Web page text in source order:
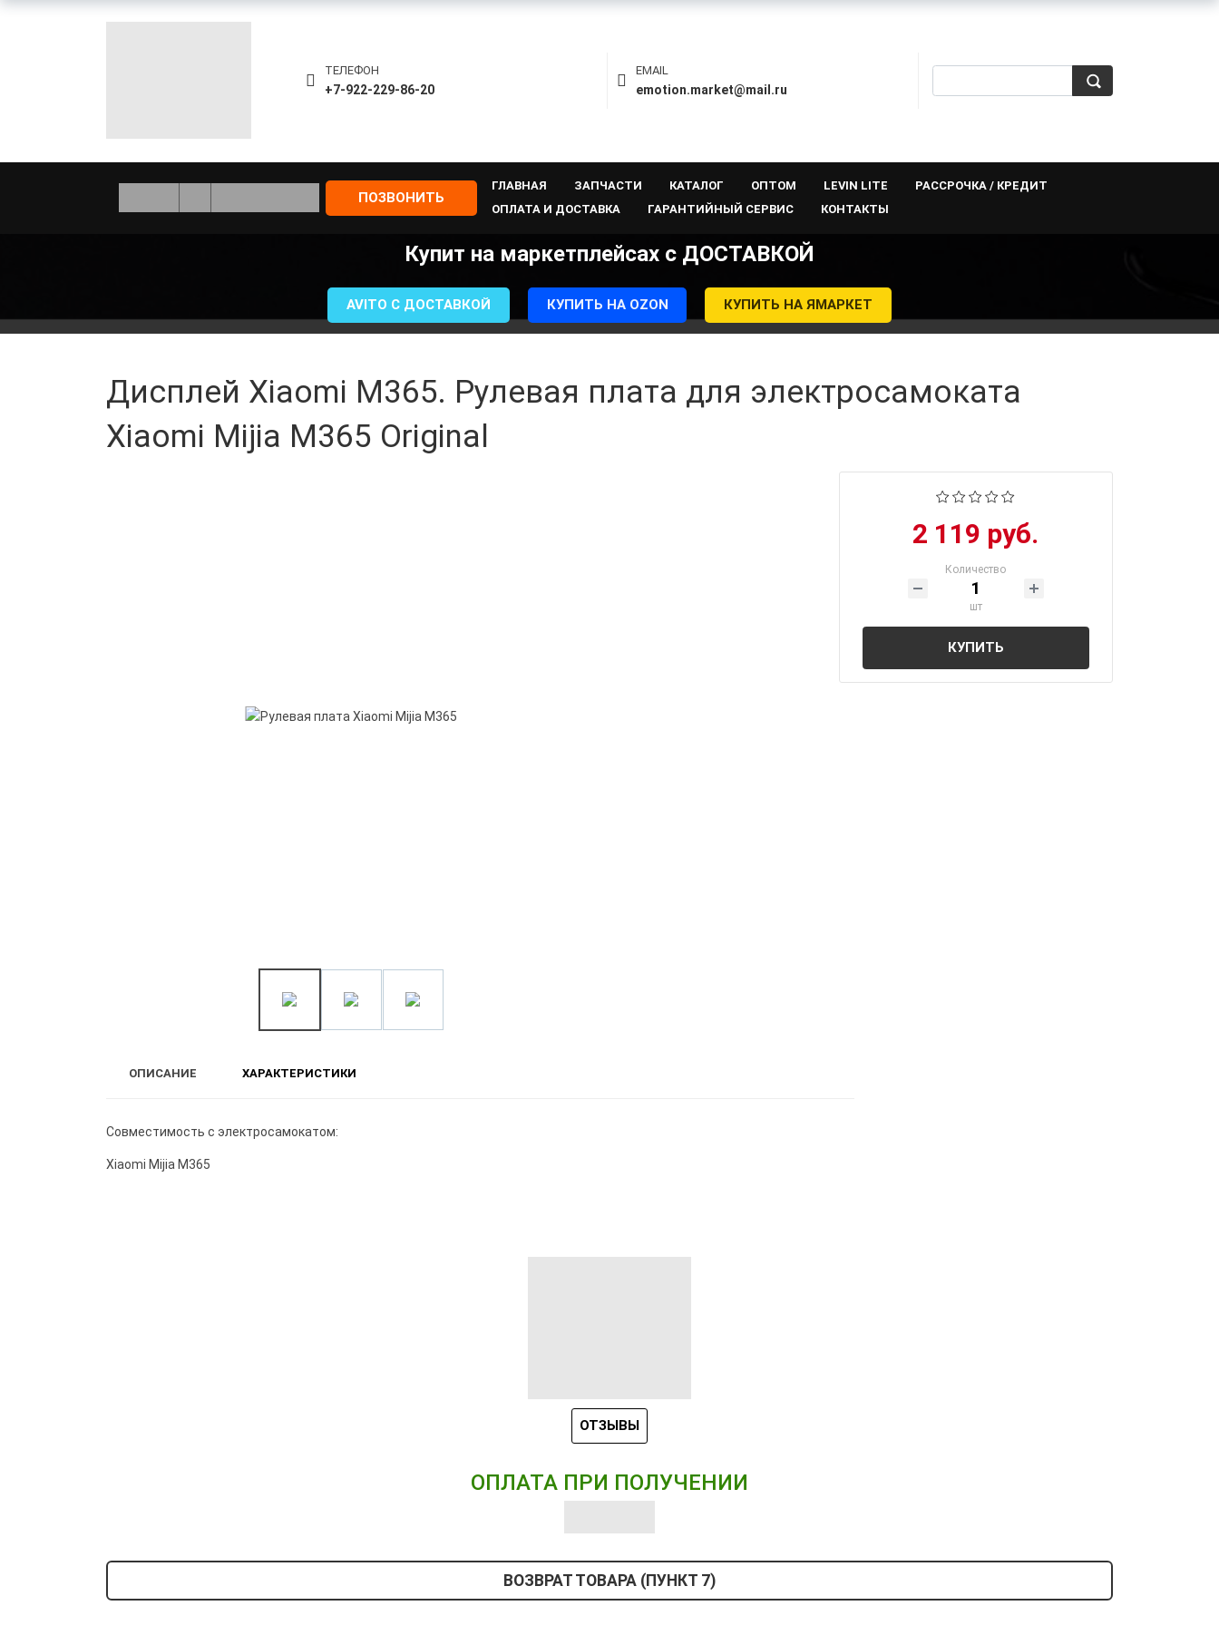
ТЕЛЕФОН
+7-922-229-86-20
EMAIL
emotion.market@mail.ru
ПОЗВОНИТЬ
ГЛАВНАЯ ЗАПЧАСТИ КАТАЛОГ ОПТОМ LEVIN LITE
РАССРОЧКА / КРЕДИТ
ОПЛАТА И ДОСТАВКА
ГАРАНТИЙНЫЙ СЕРВИС КОНТАКТЫ
Купит на маркетплейсах с ДОСТАВКОЙ
AVITO С ДОСТАВКОЙ КУПИТЬ НА OZON КУПИТЬ НА ЯМАРКЕТ
Дисплей Xiaomi M365. Рулевая плата для электросамоката
Xiaomi Mijia M365 Original
2 119 руб.
Количество
шт
КУПИТЬ
ОПИСАНИЕ ХАРАКТЕРИСТИКИ
Совместимость с электросамокатом:
Xiaomi Mijia M365
ОТЗЫВЫ
ОПЛАТА ПРИ ПОЛУЧЕНИИ
ВОЗВРАТ ТОВАРА (ПУНКТ 7)